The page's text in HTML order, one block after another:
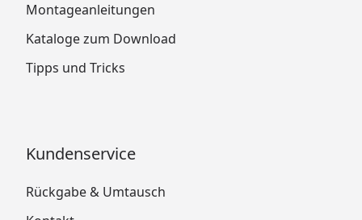
Montageanleitungen
Kataloge zum Download
Tipps und Tricks
Kundenservice
Rückgabe & Umtausch